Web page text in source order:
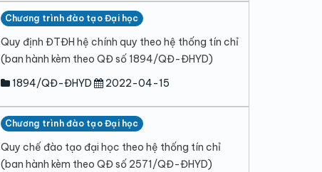
Chương trình đào tạo Đại học
Quy định ĐTĐH hệ chính quy theo hệ thống tín chỉ
(ban hành kèm theo QĐ số 1894/QĐ-ĐHYD)
1894/QĐ-ĐHYD
2022-04-15
Chương trình đào tạo Đại học
Quy chế đào tạo đại học theo hệ thống tín chỉ
(ban hành kèm theo QĐ số 2571/QĐ-ĐHYD)